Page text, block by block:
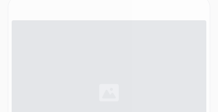
Bluetooth® Technologie - verbinde dich mit der